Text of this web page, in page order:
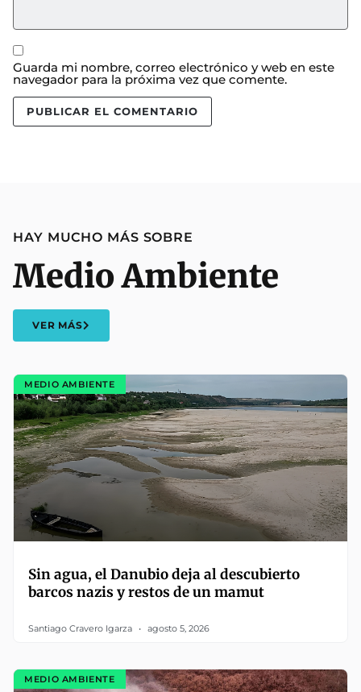
Guarda mi nombre, correo electrónico y web en este
navegador para la próxima vez que comente.
HAY MUCHO MÁS SOBRE
Medio Ambiente
VER MÁS
MEDIO AMBIENTE
Sin agua, el Danubio deja al descubierto
barcos nazis y restos de un mamut
Santiago Cravero Igarza agosto 5, 2026
MEDIO AMBIENTE